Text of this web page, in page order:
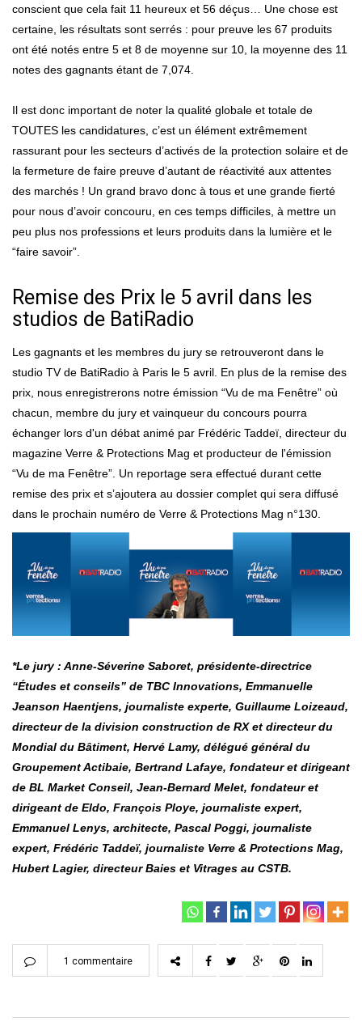
conscient que cela fait 11 heureux et 56 déçus… Une chose est
certaine, les résultats sont serrés : pour preuve les 67 produits
ont été notés entre 5 et 8 de moyenne sur 10, la moyenne des 11
notes des gagnants étant de 7,074.
Il est donc important de noter la qualité globale et totale de
TOUTES les candidatures, c’est un élément extrêmement
rassurant pour les secteurs d’activés de la protection solaire et de
la fermeture de faire preuve d’autant de réactivité aux attentes
des marchés ! Un grand bravo donc à tous et une grande fierté
pour nous d’avoir concouru, en ces temps difficiles, à mettre un
peu plus nos professions et leurs produits dans la lumière et le
“faire savoir”.
Remise des Prix le 5 avril dans les
studios de BatiRadio
Les gagnants et les membres du jury se retrouveront dans le
studio TV de BatiRadio à Paris le 5 avril. En plus de la remise des
prix, nous enregistrerons notre émission “Vu de ma Fenêtre” où
chacun, membre du jury et vainqueur du concours pourra
échanger lors d'un débat animé par Frédéric Taddeï, directeur du
magazine Verre & Protections Mag et producteur de l'émission
“Vu de ma Fenêtre”. Un reportage sera effectué durant cette
remise des prix et s’ajoutera au dossier complet qui sera diffusé
dans le prochain numéro de Verre & Protections Mag n°130.
*Le jury : Anne-Séverine Saboret, présidente-directrice
“Études et conseils” de TBC Innovations, Emmanuelle
Jeanson Haentjens, journaliste experte, Guillaume Loizeaud,
directeur de la division construction de RX et directeur du
Mondial du Bâtiment, Hervé Lamy, délégué général du
Groupement Actibaie, Bertrand Lafaye, fondateur et dirigeant
de BL Market Conseil, Jean-Bernard Melet, fondateur et
dirigeant de Eldo, François Ploye, journaliste expert,
Emmanuel Lenys, architecte, Pascal Poggi, journaliste
expert, Frédéric Taddeï, journaliste Verre & Protections Mag,
Hubert Lagier, directeur Baies et Vitrages au CSTB.
1 commentaire